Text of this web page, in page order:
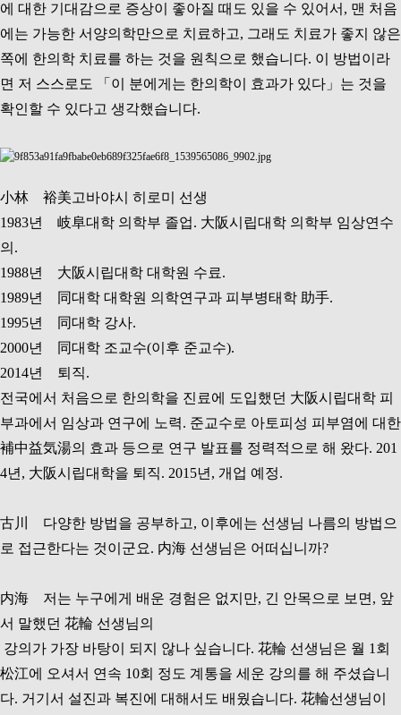
에 대한 기대감으로 증상이 좋아질 때도 있을 수 있어서, 맨 처음
에는 가능한 서양의학만으로 치료하고, 그래도 치료가 좋지 않은
쪽에 한의학 치료를 하는 것을 원칙으로 했습니다. 이 방법이라
면 저 스스로도 「이 분에게는 한의학이 효과가 있다」는 것을
확인할 수 있다고 생각했습니다.
小林 裕美고바야시 히로미 선생
1983년 岐阜대학 의학부 졸업. 大阪시립대학 의학부 임상연수
의.
1988년 大阪시립대학 대학원 수료.
1989년 同대학 대학원 의학연구과 피부병태학 助手.
1995년 同대학 강사.
2000년 同대학 조교수(이후 준교수).
2014년 퇴직.
전국에서 처음으로 한의학을 진료에 도입했던 大阪시립대학 피
부과에서 임상과 연구에 노력. 준교수로 아토피성 피부염에 대한
補中益気湯의 효과 등으로 연구 발표를 정력적으로 해 왔다. 201
4년, 大阪시립대학을 퇴직. 2015년, 개업 예정.
古川 다양한 방법을 공부하고, 이후에는 선생님 나름의 방법으
로 접근한다는 것이군요. 内海 선생님은 어떠십니까?
内海 저는 누구에게 배운 경험은 없지만, 긴 안목으로 보면, 앞
서 말했던 花輪 선생님의
강의가 가장 바탕이 되지 않나 싶습니다. 花輪 선생님은 월 1회
松江에 오셔서 연속 10회 정도 계통을 세운 강의를 해 주셨습니
다. 거기서 설진과 복진에 대해서도 배웠습니다. 花輪선생님이